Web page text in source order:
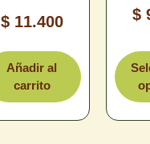
$11.400
Añadir al
carrito
$